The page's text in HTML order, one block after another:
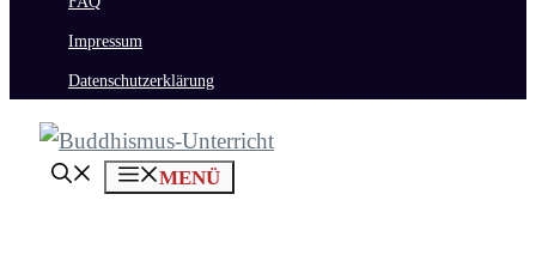
Impressum
Datenschutzerklärung
MENÜ